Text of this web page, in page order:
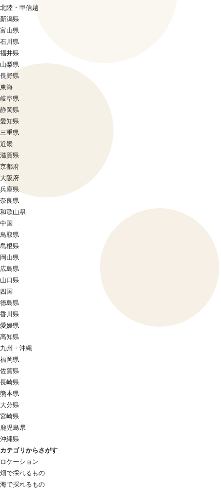
北陸・甲信越
新潟県
富山県
石川県
福井県
山梨県
長野県
東海
岐阜県
静岡県
愛知県
三重県
近畿
滋賀県
京都府
大阪府
兵庫県
奈良県
和歌山県
中国
鳥取県
島根県
岡山県
広島県
山口県
四国
徳島県
香川県
愛媛県
高知県
九州・沖縄
福岡県
佐賀県
長崎県
熊本県
大分県
宮崎県
鹿児島県
沖縄県
カテゴリからさがす
ロケーション
畑で採れるもの
海で採れるもの